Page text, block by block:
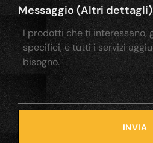
Messaggio (Altri dettagli)
INVIA